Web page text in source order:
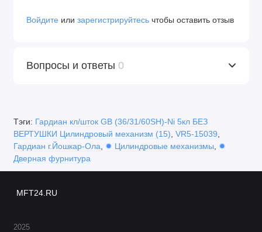
Войдите или зарегистрируйтесь чтобы оставить отзыв
Вопросы и ответы 0
Тэги: Гардиан кл/шток GB (36/31/60SH)-Ni 5кл БЕЗ
ВЕРТУШКИ Цилиндровый механизм (15) VR5-15039
Гардиан г.Йошкар-Ола
✹ Цилиндровые механизмы
✹
Дверная фурнитура
MFT24.RU
2025